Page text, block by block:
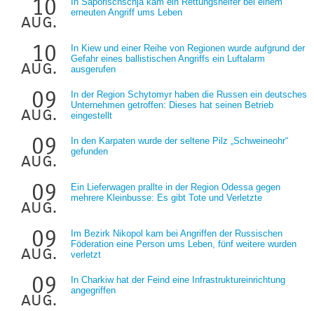
10
aug.
erneuten Angriff ums Leben
10
aug.
In Kiew und einer Reihe von Regionen wurde aufgrund der
Gefahr eines ballistischen Angriffs ein Luftalarm
ausgerufen
09
aug.
In der Region Schytomyr haben die Russen ein deutsches
Unternehmen getroffen: Dieses hat seinen Betrieb
eingestellt
09
aug.
In den Karpaten wurde der seltene Pilz „Schweineohr“
gefunden
09
aug.
Ein Lieferwagen prallte in der Region Odessa gegen
mehrere Kleinbusse: Es gibt Tote und Verletzte
09
aug.
Im Bezirk Nikopol kam bei Angriffen der Russischen
Föderation eine Person ums Leben, fünf weitere wurden
verletzt
09
aug.
In Charkiw hat der Feind eine Infrastruktureinrichtung
angegriffen